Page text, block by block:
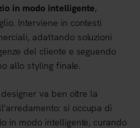
in modo intelligente,
Interviene in contesti
adattando soluzioni
del cliente e seguendo
allo styling finale.
va ben oltre la
si occupa di
in modo intelligente, curando